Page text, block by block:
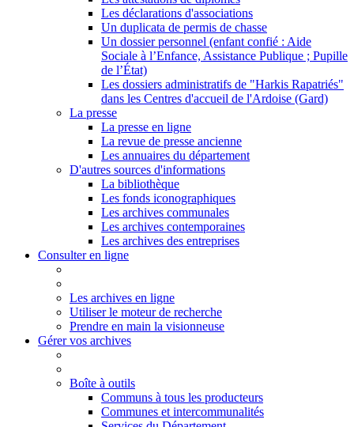
Les déclarations d'associations
Un duplicata de permis de chasse
Un dossier personnel (enfant confié : Aide
Sociale à l’Enfance, Assistance Publique ; Pupille
de l’État)
Les dossiers administratifs de "Harkis Rapatriés"
dans les Centres d'accueil de l'Ardoise (Gard)
La presse
La presse en ligne
La revue de presse ancienne
Les annuaires du département
D'autres sources d'informations
La bibliothèque
Les fonds iconographiques
Les archives communales
Les archives contemporaines
Les archives des entreprises
Consulter en ligne
Les archives en ligne
Utiliser le moteur de recherche
Prendre en main la visionneuse
Gérer vos archives
Boîte à outils
Communs à tous les producteurs
Communes et intercommunalités